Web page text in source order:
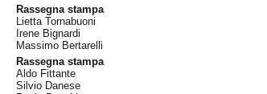
Rassegna stampa
Lietta Tornabuoni
Irene Bignardi
Massimo Bertarelli
Rassegna stampa
Aldo Fittante
Silvio Danese